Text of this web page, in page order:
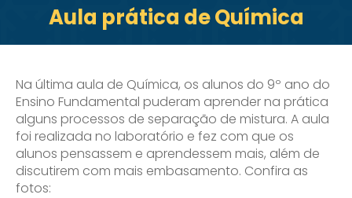
Aula prática de Química
Na última aula de Química, os alunos do 9º ano do
Ensino Fundamental puderam aprender na prática
alguns processos de separação de mistura. A aula
foi realizada no laboratório e fez com que os
alunos pensassem e aprendessem mais, além de
discutirem com mais embasamento. Confira as
fotos: